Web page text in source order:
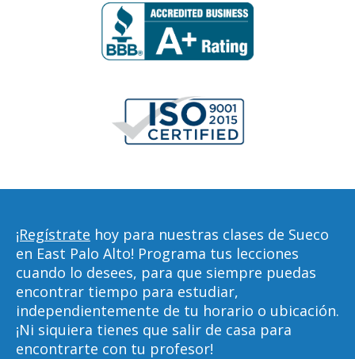
¡Regístrate hoy para nuestras clases de Sueco
en East Palo Alto! Programa tus lecciones
cuando lo desees, para que siempre puedas
encontrar tiempo para estudiar,
independientemente de tu horario o ubicación.
¡Ni siquiera tienes que salir de casa para
encontrarte con tu profesor!